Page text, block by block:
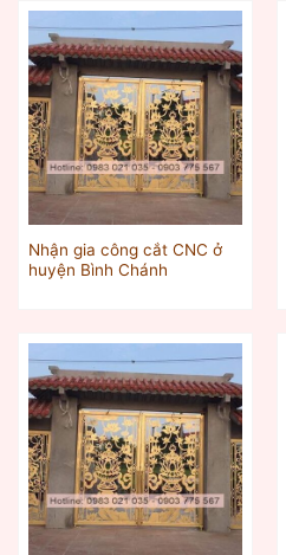
Nhận gia công cắt CNC ở
huyện Bình Chánh